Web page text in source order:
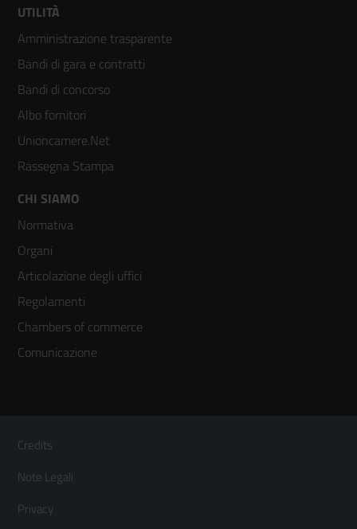
Footer
menù
colonna
2
UTILITÀ
Amministrazione trasparente
Bandi di gara e contratti
Bandi di concorso
Albo fornitori
Unioncamere.Net
Rassegna Stampa
Footer
menù
colonna
3
CHI SIAMO
Normativa
Organi
Articolazione degli uffici
Regolamenti
Chambers of commerce
Comunicazione
Footer
Menù
orizzontale
Credits
Note Legali
Privacy